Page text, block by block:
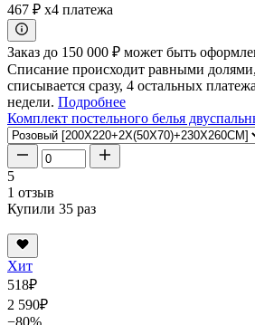
467 ₽ x4 платежа
Заказ до 150 000 ₽ может быть
Списание происходит равными
списывается сразу, 4 остальных
недели. Подробнее
Комплект постельного белья
5
1 отзыв
Купили 35 раз
Хит
518₽
2 590₽